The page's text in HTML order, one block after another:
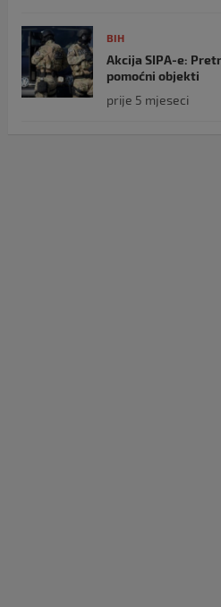
BIH
Akcija SIPA-e:
pomoćni objekti
prije 5 mjeseci